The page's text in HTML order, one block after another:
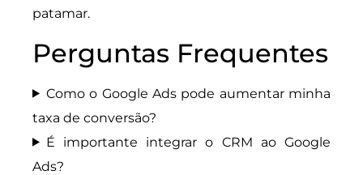
patamar.
Perguntas Frequentes
Como o Google Ads pode aumentar minha
taxa de conversão?
É importante integrar o CRM ao Google
Ads?